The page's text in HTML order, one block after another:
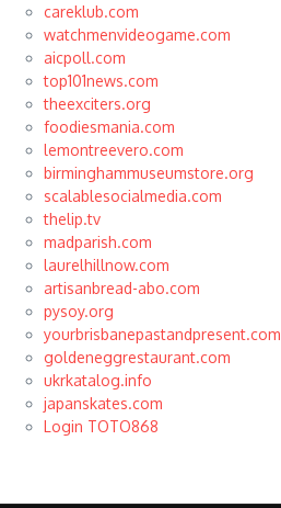
careklub.com
watchmenvideogame.com
aicpoll.com
top101news.com
theexciters.org
foodiesmania.com
lemontreevero.com
birminghammuseumstore.org
scalablesocialmedia.com
thelip.tv
madparish.com
laurelhillnow.com
artisanbread-abo.com
pysoy.org
yourbrisbanepastandpresent.com
goldeneggrestaurant.com
ukrkatalog.info
japanskates.com
Login TOTO868